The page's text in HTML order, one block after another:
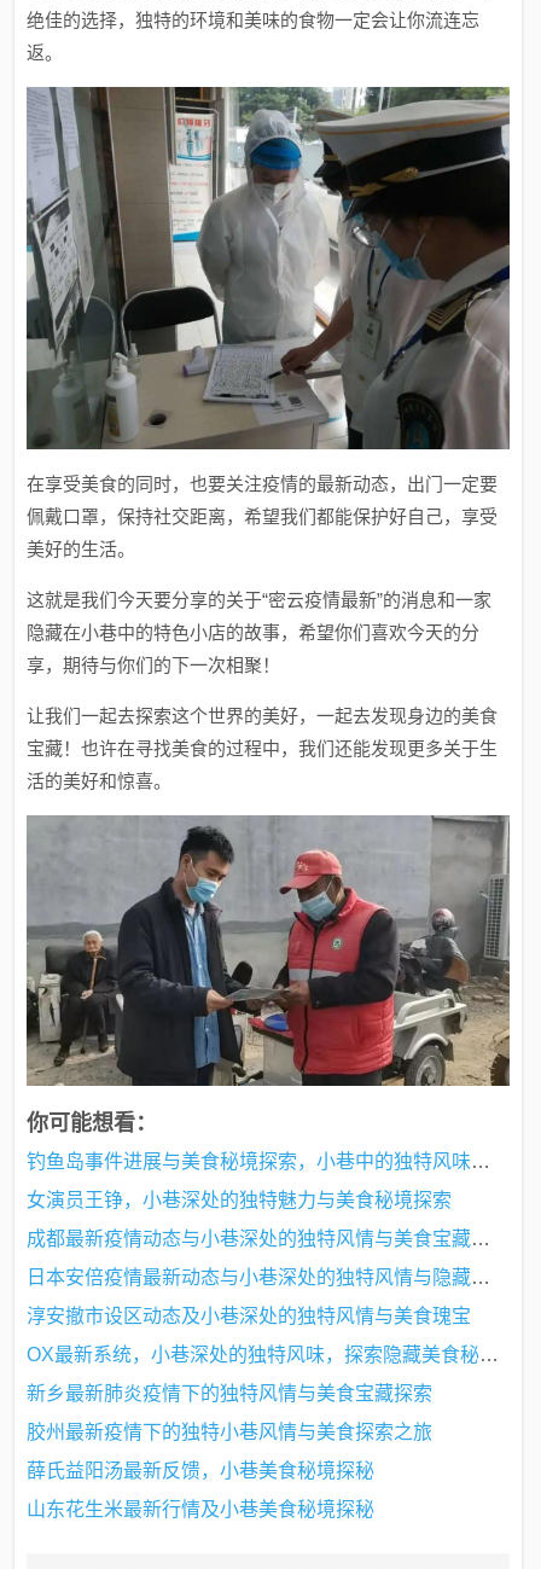
绝佳的选择，独特的环境和美味的食物一定会让你流连忘
返。
在享受美食的同时，也要关注疫情的最新动态，出门一定要
佩戴口罩，保持社交距离，希望我们都能保护好自己，享受
美好的生活。
这就是我们今天要分享的关于“密云疫情最新”的消息和一家
隐藏在小巷中的特色小店的故事，希望你们喜欢今天的分
享，期待与你们的下一次相聚！
让我们一起去探索这个世界的美好，一起去发现身边的美食
宝藏！也许在寻找美食的过程中，我们还能发现更多关于生
活的美好和惊喜。
你可能想看：
钓鱼岛事件进展与美食秘境探索，小巷中的独特风味美食宝藏揭秘
女演员王铮，小巷深处的独特魅力与美食秘境探索
成都最新疫情动态与小巷深处的独特风情与美食宝藏探索
日本安倍疫情最新动态与小巷深处的独特风情与隐藏瑰宝
淳安撤市设区动态及小巷深处的独特风情与美食瑰宝
OX最新系统，小巷深处的独特风味，探索隐藏美食秘境之旅
新乡最新肺炎疫情下的独特风情与美食宝藏探索
胶州最新疫情下的独特小巷风情与美食探索之旅
薛氏益阳汤最新反馈，小巷美食秘境探秘
山东花生米最新行情及小巷美食秘境探秘